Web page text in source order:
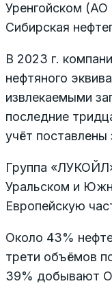
Уренгойском
Сибирская
В 2023 г.
нефтяного
извлекаемыми
последние
учёт
Группа
Уральском и
Европейскую
Около 43%
трети объёмов
39% добывают